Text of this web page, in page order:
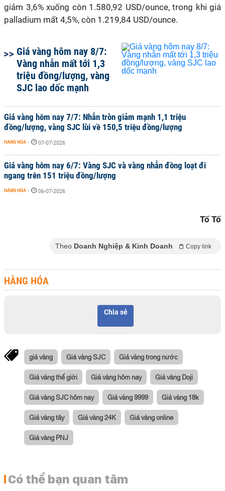
giảm 3,6% xuống còn 1.580,92 USD/ounce, trong khi giá
palladium mất 4,5%, còn 1.219,84 USD/ounce.
Giá vàng hôm nay 8/7:
Vàng nhẫn mất tới 1,3
triệu đồng/lượng, vàng
SJC lao dốc mạnh
Giá vàng hôm nay 7/7: Nhẫn tròn giảm mạnh 1,1 triệu
đồng/lượng, vàng SJC lùi về 150,5 triệu đồng/lượng
HÀNG HÓA - 07-07-2026
Giá vàng hôm nay 6/7: Vàng SJC và vàng nhẫn đồng loạt đi
ngang trên 151 triệu đồng/lượng
HÀNG HÓA - 06-07-2026
Tố Tố
Theo Doanh Nghiệp & Kinh Doanh Copy link
HÀNG HÓA
Chia sẻ
giá vàng Giá vàng SJC Giá vàng trong nước
Giá vàng thế giới Giá vàng hôm nay Giá vàng Doji
Giá vàng SJC hôm nay Giá vàng 9999 Giá vàng 18k
Giá vàng tây Giá vàng 24K Giá vàng online
Giá vàng PNJ
Có thể bạn quan tâm